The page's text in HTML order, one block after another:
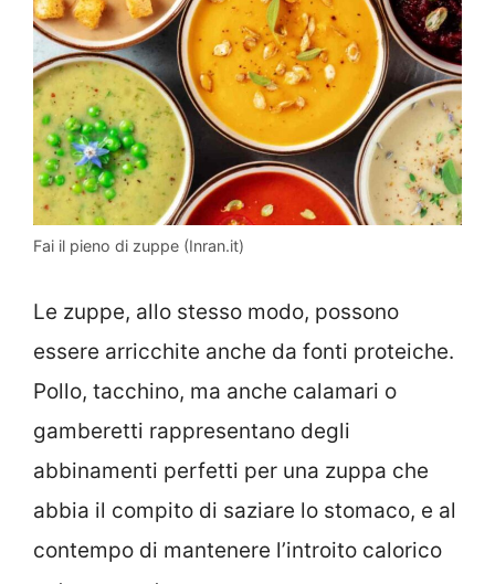
Fai il pieno di zuppe (Inran.it)
Le zuppe, allo stesso modo, possono
essere arricchite anche da fonti proteiche.
Pollo, tacchino, ma anche calamari o
gamberetti rappresentano degli
abbinamenti perfetti per una zuppa che
abbia il compito di saziare lo stomaco, e al
contempo di mantenere l’introito calorico